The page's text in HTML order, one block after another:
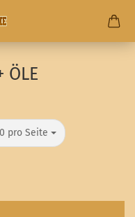
ÖLE
pro Seite
Seite